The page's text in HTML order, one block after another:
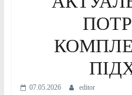
07.05.2026 editor